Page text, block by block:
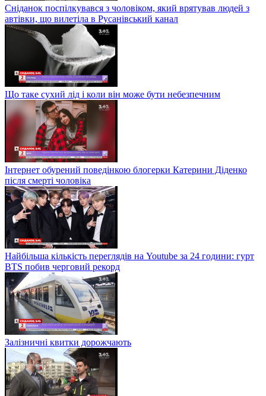
Сніданок поспілкувався з чоловіком, який врятував людей з
автівки, що вилетіла в Русанівський канал
Що таке сухий лід і коли він може бути небезпечним
Інтернет обурений поведінкою блогерки Катерини Діденко
після смерті чоловіка
Найбільша кількість переглядів на Youtube за 24 години: гурт
BTS побив черговий рекорд
Залізничні квитки дорожчають